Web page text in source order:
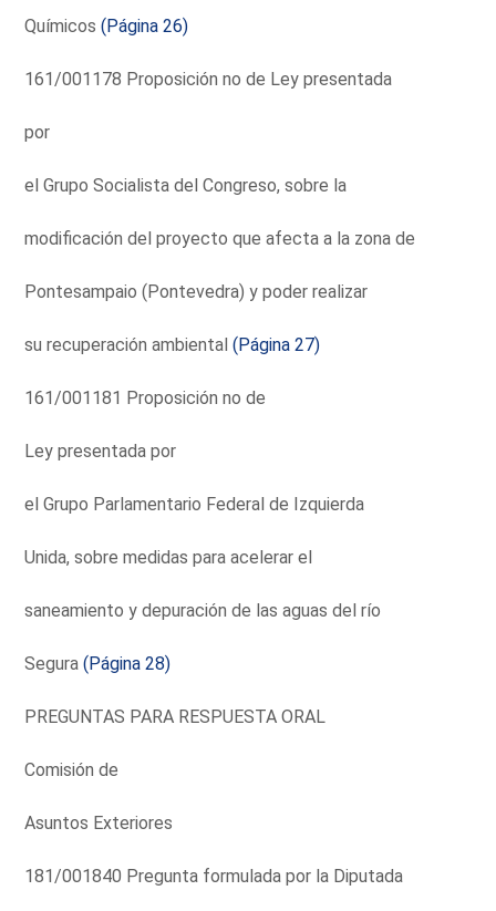
Químicos(Página 26)
161/001178 Proposición no de Ley presentada
por
el Grupo Socialista del Congreso, sobre la
modificación del proyecto que afecta a la zona de
Pontesampaio (Pontevedra) y poder realizar
su recuperación ambiental(Página 27)
161/001181 Proposición no de
Ley presentada por
el Grupo Parlamentario Federal de Izquierda
Unida, sobre medidas para acelerar el
saneamiento y depuración de las aguas del río
Segura(Página 28)
PREGUNTAS PARA RESPUESTA ORAL
Comisión de
Asuntos Exteriores
181/001840 Pregunta formulada por la Diputada